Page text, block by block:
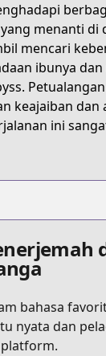
menanti di
mencari
ibunya
keajaiban dan
ini
bahasa
nyata dan